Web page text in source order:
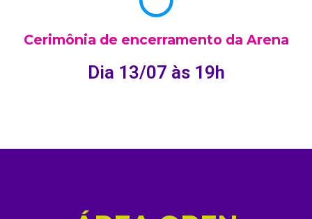
Cerimônia de encerramento da Arena
Dia 13/07 às 19h